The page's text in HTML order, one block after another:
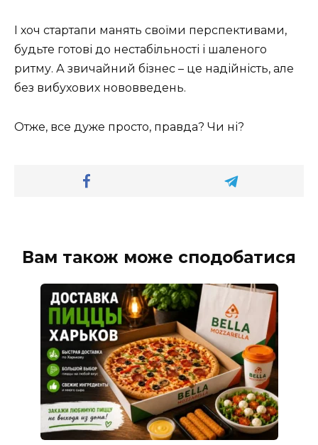
І хоч стартапи манять своїми перспективами,
будьте готові до нестабільності і шаленого
ритму. А звичайний бізнес – це надійність, але
без вибухових нововведень.
Отже, все дуже просто, правда? Чи ні?
Вам також може сподобатися